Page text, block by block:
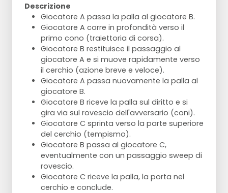
Descrizione
Giocatore A passa la palla al giocatore B.
Giocatore A corre in profondità verso il
primo cono (traiettoria di corsa).
Giocatore B restituisce il passaggio al
giocatore A e si muove rapidamente verso
il cerchio (azione breve e veloce).
Giocatore A passa nuovamente la palla al
giocatore B.
Giocatore B riceve la palla sul diritto e si
gira via sul rovescio dell'avversario (coni).
Giocatore C sprinta verso la parte superiore
del cerchio (tempismo).
Giocatore B passa al giocatore C,
eventualmente con un passaggio sweep di
rovescio.
Giocatore C riceve la palla, la porta nel
cerchio e conclude.